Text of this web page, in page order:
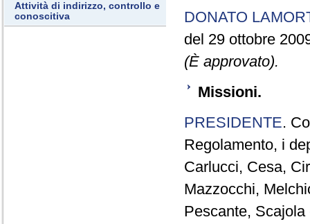
Attività di indirizzo, controllo e
conoscitiva
DONATO
del 29 ottobre
(È approvato).
Missioni.
PRESIDENTE.
Regolamento, i
Carlucci, Cesa,
Mazzocchi,
Pescante,